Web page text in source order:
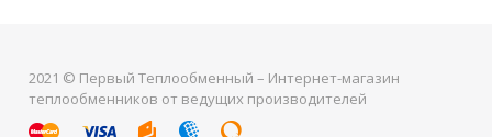
2021 © Первый Теплообменный – Интернет-магазин
теплообменников от ведущих производителей